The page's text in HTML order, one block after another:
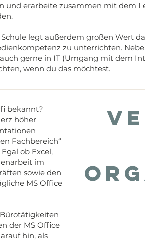
und erarbeite zusammen mit dem
Schule legt außerdem großen Wert
zu unterrichten.
gerne in IT (Umgang mit dem
wenn du das möchtest.
bekannt?
höher
Fachbereich“
ob Excel,
im
sowie den
MS Office
der MS Office
hin, als